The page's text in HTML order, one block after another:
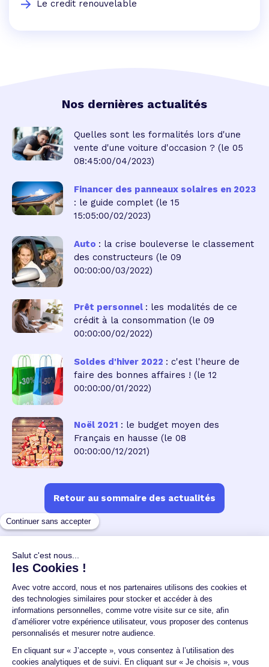
Le credit renouvelable
Nos dernières actualités
Quelles sont les formalités lors d'une
vente d'une voiture d'occasion ? (le 05
08:45:00/04/2023)
Financer des panneaux solaires en 2023
: le guide complet (le 15
15:05:00/02/2023)
Auto : la crise bouleverse le classement
des constructeurs (le 09
00:00:00/03/2022)
Prêt personnel : les modalités de ce
crédit à la consommation (le 09
00:00:00/02/2022)
Soldes d'hiver 2022 : c'est l'heure de
faire des bonnes affaires ! (le 12
00:00:00/01/2022)
Noël 2021 : le budget moyen des
Français en hausse (le 08
00:00:00/12/2021)
Retour au sommaire des actualités
Un crédit vous engage et doit être remboursé.
Vérifiez vos capacités de remboursement avant de
vous engager.
Aucun versement, de quelque nature que ce soit, ne
peut être exigé d'un particulier avant l'obtention